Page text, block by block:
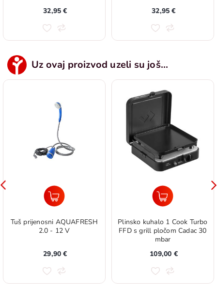
32,95 € 32,95 €
Uz ovaj proizvod uzeli su još...
Tuš prijenosni AQUAFRESH
2.0 - 12 V
29,90 €
Plinsko kuhalo 1 Cook Turbo
FFD s grill pločom Cadac 30
mbar
109,00 €